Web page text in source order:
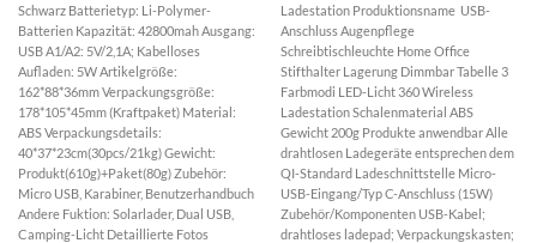
Schwarz Batterietyp: Li-Polymer-
Batterien Kapazität: 42800mah Ausgang:
USB A1/A2: 5V/2,1A; Kabelloses
Aufladen: 5W Artikelgröße:
162*88*36mm Verpackungsgröße:
178*105*45mm (Kraftpaket) Material:
ABS Verpackungsdetails:
40*37*23cm(30pcs/21kg) Gewicht:
Produkt(610g)+Paket(80g) Zubehör:
Micro USB, Karabiner, Benutzerhandbuch
Andere Fuktion: Solarlader, Dual USB,
Camping-Licht Detaillierte Fotos
Ladestation Produktionsname USB-
Anschluss Augenpflege
Schreibtischleuchte Home Office
Stifthalter Lagerung Dimmbar Tabelle 3
Farbmodi LED-Licht 360 Wireless
Ladestation Schalenmaterial ABS
Gewicht 200g Produkte anwendbar Alle
drahtlosen Ladegeräte entsprechen dem
QI-Standard Ladeschnittstelle Micro-
USB-Eingang/Typ C-Anschluss (15W)
Zubehör/Komponenten USB-Kabel;
drahtloses ladepad; Verpackungskasten;